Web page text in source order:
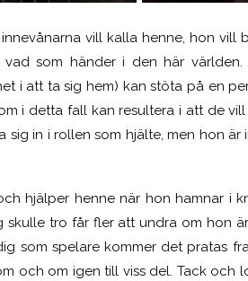
vill kalla henne, hon vill
som händer i den här världen.
i att ta sig hem) kan stöta på en
i detta fall kan resultera i att de
sig in i rollen som hjälte, men hon är
hjälper henne när hon hamnar i
skulle tro får fler att undra om hon
som spelare kommer det pratas
och om igen till viss del. Tack och